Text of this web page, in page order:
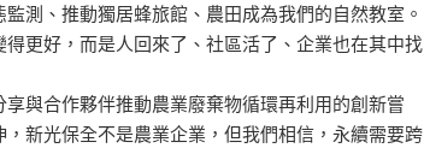
測、推動獨居蜂旅館、農田成為我們的自然教室。
更好，而是人回來了、社區活了、企業也在其中找
與合作夥伴推動農業廢棄物循環再利用的創新嘗
新光保全不是農業企業，但我們相信，永續需要跨